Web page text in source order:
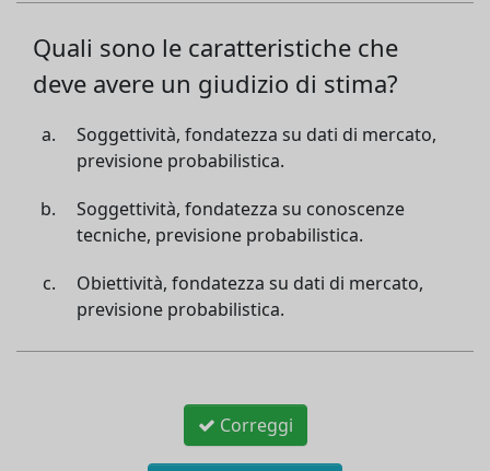
Quali sono le caratteristiche che
deve avere un giudizio di stima?
Soggettività, fondatezza su dati di mercato,
previsione probabilistica.
Soggettività, fondatezza su conoscenze
tecniche, previsione probabilistica.
Obiettività, fondatezza su dati di mercato,
previsione probabilistica.
Correggi